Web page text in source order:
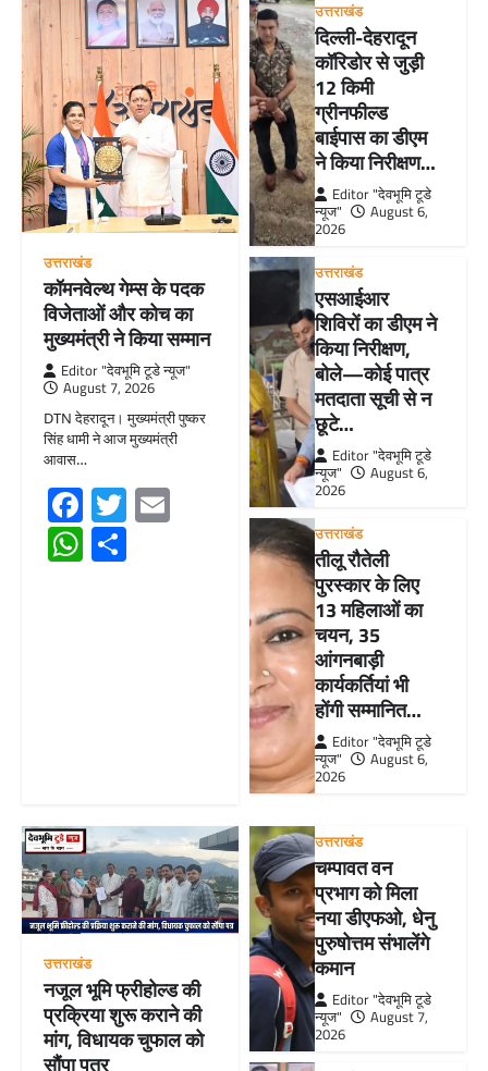
उत्तराखंड
कॉमनवेल्थ गेम्स के पदक
विजेताओं और कोच का
मुख्यमंत्री ने किया सम्मान
Editor "देवभूमि टूडे न्यूज"
August 7, 2026
DTN देहरादून। मुख्यमंत्री पुष्कर
सिंह धामी ने आज मुख्यमंत्री
आवास…
Facebook
TwitterEmail
WhatsApp
उत्तराखंड
दिल्ली-देहरादून
कॉरिडोर से जुड़ी
12 किमी
ग्रीनफील्ड
बाईपास का डीएम
ने किया निरीक्षण…
Editor "देवभूमि टूडे
न्यूज"
August 6,
2026
उत्तराखंड
एसआईआर
शिविरों का डीएम ने
किया निरीक्षण,
बोले—कोई पात्र
मतदाता सूची से न
छूटे…
Editor "देवभूमि टूडे
न्यूज"
August 6,
2026
उत्तराखंड
तीलू रौतेली
पुरस्कार के लिए
13 महिलाओं का
चयन, 35
आंगनबाड़ी
कार्यकर्तियां भी
होंगी सम्मानित…
Editor "देवभूमि टूडे
न्यूज"
August 6,
2026
उत्तराखंड
नजूल भूमि फ्रीहोल्ड की
प्रक्रिया शुरू कराने की
मांग, विधायक चुफाल को
सौंपा पत्र
उत्तराखंड
चम्पावत वन
प्रभाग को मिला
नया डीएफओ, धेनु
पुरुषोत्तम संभालेंगे
कमान
Editor "देवभूमि टूडे
न्यूज"
August 7,
2026